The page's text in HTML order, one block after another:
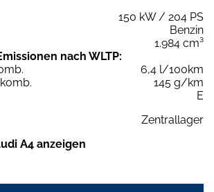
150 kW / 204 PS
Benzin
1.984 cm³
nach WLTP:
6,4 l/100km
145 g/km
E
Zentrallager
A4 anzeigen